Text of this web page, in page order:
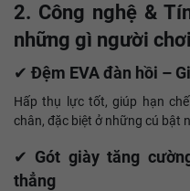
2. Công nghệ &
những gì người
✔ Đệm EVA đàn hồi –
Hấp thụ lực tốt, giúp hạn
chân, đặc biệt ở những cú bật
✔ Gót giày tăng
thẳng